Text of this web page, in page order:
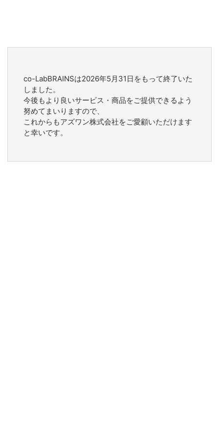
co-LabBRAINSは2026年5月31日をもって終了いた
しました。
今後もより良いサービス・商品をご提供できるよう
努めてまいりますので、
これからもアズワン株式会社をご愛顧いただけます
と幸いです。